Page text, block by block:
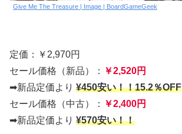
Give Me The Treasure | Image | BoardGameGeek
定価：￥2,970円
セール価格（新品）： ￥2,520円
➡新品定価より ¥450安い！！15.2％OFF
セール価格（中古）： ￥2,400円
➡新品定価より ¥570安い！！